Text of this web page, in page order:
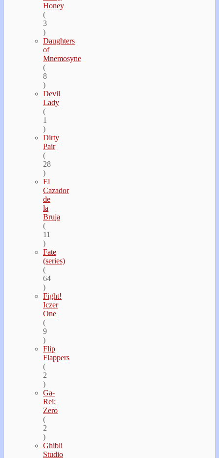
Honey
(
3
)
Daughters
of
Mnemosyne
(
8
)
Devil
Lady
(
1
)
Dirty
Pair
(
28
)
El
Cazador
de
la
Bruja
(
11
)
Fate
(series)
(
64
)
Fight!
Iczer
One
(
9
)
Flip
Flappers
(
2
)
Ga-
Rei:
Zero
(
2
)
Ghibli
Studio